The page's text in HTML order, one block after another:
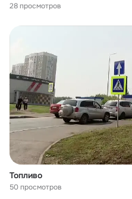
28 просмотров
Топливо
50 просмотров